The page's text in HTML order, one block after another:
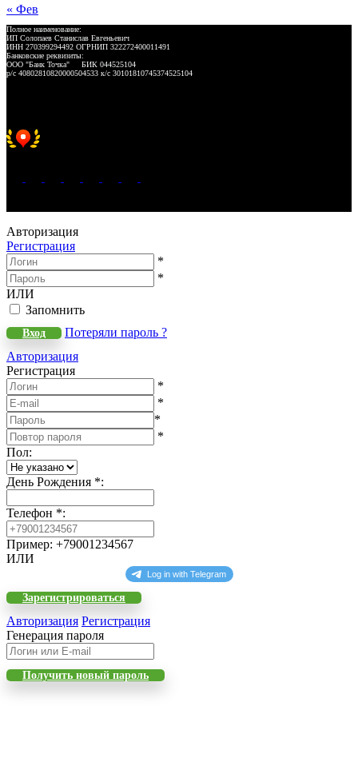
« Фев
Полное наименование:
ИП Солопаев Станислав Евгеньевич
ИНН 270399294492 ОГРНИП 322272400011491
Банковские реквизиты:
ООО "Банк Точка" БИК 044525104
р/с 40802810820000504533 к/с 30101810745374525104
Авторизация
Регистрация
*
*
ИЛИ
Запомнить
Вход
Потеряли пароль ?
Авторизация
Регистрация
*
*
*
*
Пол:
День Рождения *:
Телефон *:
Пример: +79001234567
ИЛИ
Зарегистрироваться
Авторизация Регистрация
Генерация пароля
Получить новый пароль